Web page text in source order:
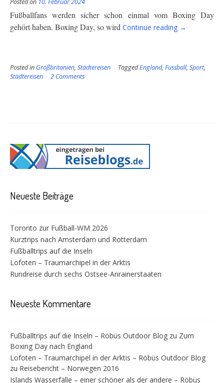
Posted on 10. Februar 2024
Fußballfans werden sicher schon einmal vom Boxing Day
gehört haben. Boxing Day, so wird Continue reading
“Zum
England”
→
Posted in Großbritanien, Städtereisen TaggedEngland, Fussball, Sport,
Städtereisen
2 Comments
Neueste Beiträge
Toronto zur Fußball-WM 2026
Kurztrips nach Amsterdam und Rotterdam
Fußballtrips auf die Inseln
Lofoten – Traumarchipel in der Arktis
Rundreise durch sechs Ostsee-Anrainerstaaten
Neueste Kommentare
Fußballtrips auf die Inseln – Röbüs Outdoor Blog zu Zum
Boxing Day nach England
Lofoten – Traumarchipel in der Arktis – Röbüs Outdoor Blog
zu Reisebericht – Norwegen 2016
Islands Wasserfälle – einer schöner als der andere – Röbüs